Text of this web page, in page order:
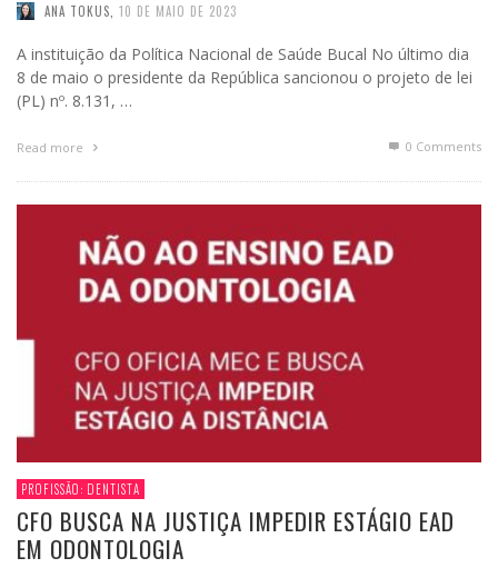
ANA TOKUS, 10 DE MAIO DE 2023
A instituição da Política Nacional de Saúde Bucal No último dia
8 de maio o presidente da República sancionou o projeto de lei
(PL) nº. 8.131, …
Read more 0 Comments
PROFISSÃO: DENTISTA
CFO BUSCA NA JUSTIÇA IMPEDIR ESTÁGIO EAD
EM ODONTOLOGIA